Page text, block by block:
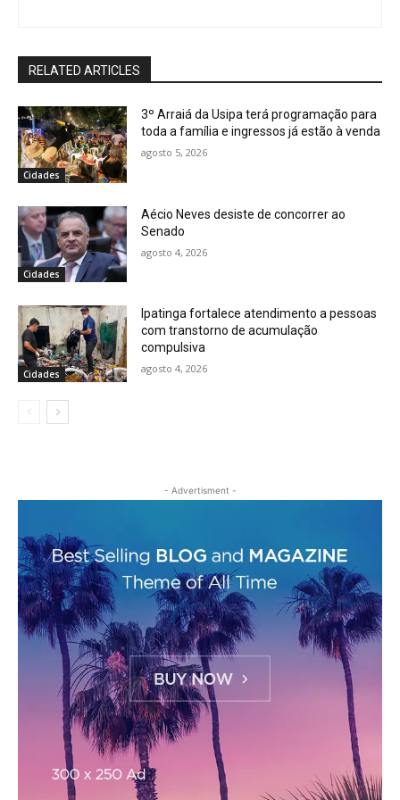
RELATED ARTICLES
Cidades
3º Arraiá da Usipa terá programação para
toda a família e ingressos já estão à venda
agosto 5, 2026
Cidades
Aécio Neves desiste de concorrer ao
Senado
agosto 4, 2026
Cidades
Ipatinga fortalece atendimento a pessoas
com transtorno de acumulação
compulsiva
agosto 4, 2026
- Advertisment -